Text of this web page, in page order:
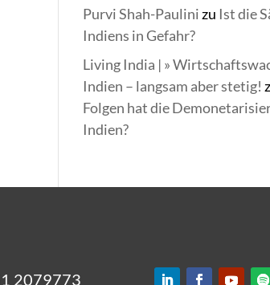
Purvi Shah-Paulinizu Ist die
Indiens in Gefahr?
Living India | »
Indien – langsam aber stetig!
Folgen hat die
Indien?
2079773